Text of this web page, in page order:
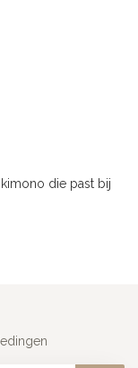
die past bij